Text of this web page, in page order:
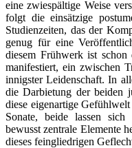
eine zwiespältige Weise
folgt die einsätzige
Studienzeiten, das der
genug für eine
diesem Frühwerk ist schon
manifestiert, ein zwischen
innigster Leidenschaft. In
die Darbietung der beiden
diese eigenartige
Sonate, beide lassen
bewusst zentrale Elemente
dieses feingliedrigen